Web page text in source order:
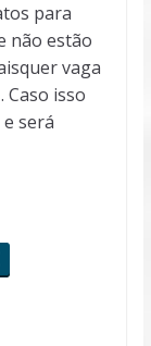
para
não estão
vaga
Caso isso
será